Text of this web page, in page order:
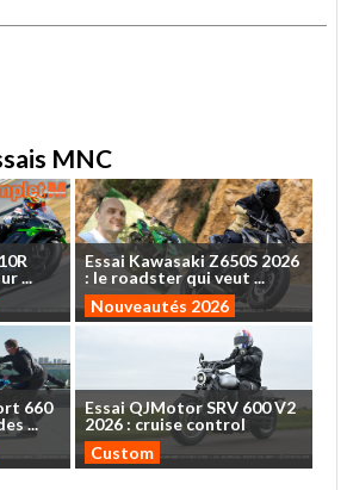
MNC
...
Essai Kawasaki Z650S 2026
: le roadsterquiveut ...
Nouveautés 2026
660
...
EssaiQJMotorSRV 600V2
2026 : cruise control
Custom